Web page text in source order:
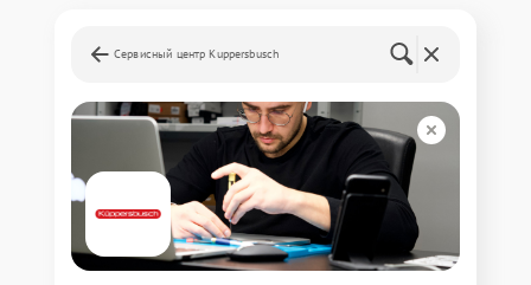
Сервисный центр Kuppersbusch